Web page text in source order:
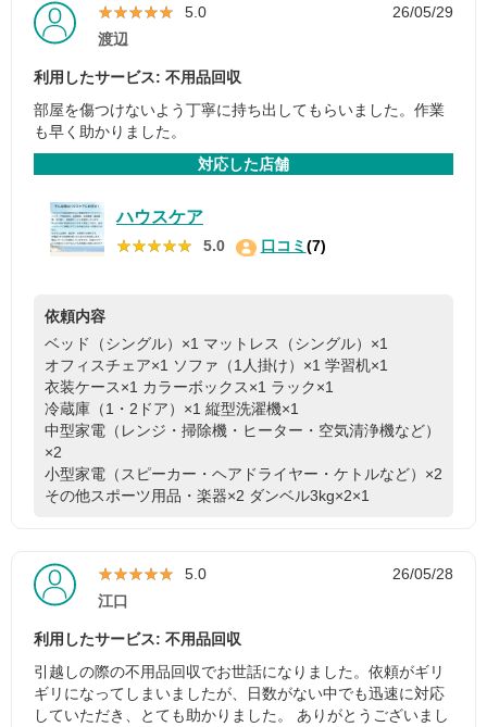
★★★★★
★★★★★ 5.0
26/05/29
渡辺
利用したサービス: 不用品回収
部屋を傷つけないよう丁寧に持ち出してもらいました。作業
も早く助かりました。
対応した店舗
ハウスケア
★★★★★
★★★★★ 5.0 口コミ(7)
依頼内容
ベッド（シングル）×1 マットレス（シングル）×1
オフィスチェア×1 ソファ（1人掛け）×1 学習机×1
衣装ケース×1 カラーボックス×1 ラック×1
冷蔵庫（1・2ドア）×1 縦型洗濯機×1
中型家電（レンジ・掃除機・ヒーター・空気清浄機など）
×2
小型家電（スピーカー・ヘアドライヤー・ケトルなど）×2
その他スポーツ用品・楽器×2 ダンベル3kg×2×1
★★★★★
★★★★★ 5.0
26/05/28
江口
利用したサービス: 不用品回収
引越しの際の不用品回収でお世話になりました。依頼がギリ
ギリになってしまいましたが、日数がない中でも迅速に対応
していただき、とても助かりました。 ありがとうございまし